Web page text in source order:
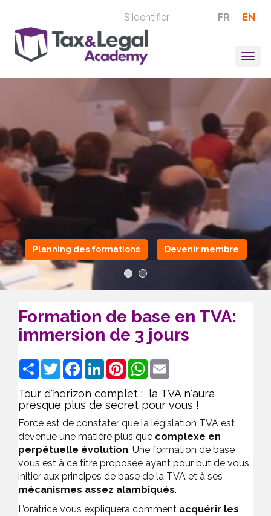
S'identifier FR EN
Planning des formations Devenir membre
1 2
Formation de base en TVA:
immersion de 3 jours
ShareTwitterFacebook
LinkedInPinterestWhatsApp
Tour d'horizon complet : la TVA n'aura
presque plus de secret pour vous !
Force est de constater que la législation TVA est
devenue une matière plus que complexe en
perpétuelle évolution. Une formation de base
vous est à ce titre proposée ayant pour but de vous
initier aux principes de base de la TVA et à ses
mécanismes assez alambiqués.
L’oratrice vous expliquera comment acquérir les